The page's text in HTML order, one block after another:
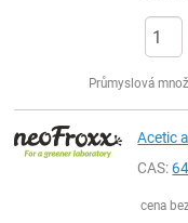
Průmyslová
Acetic
CAS:
cena